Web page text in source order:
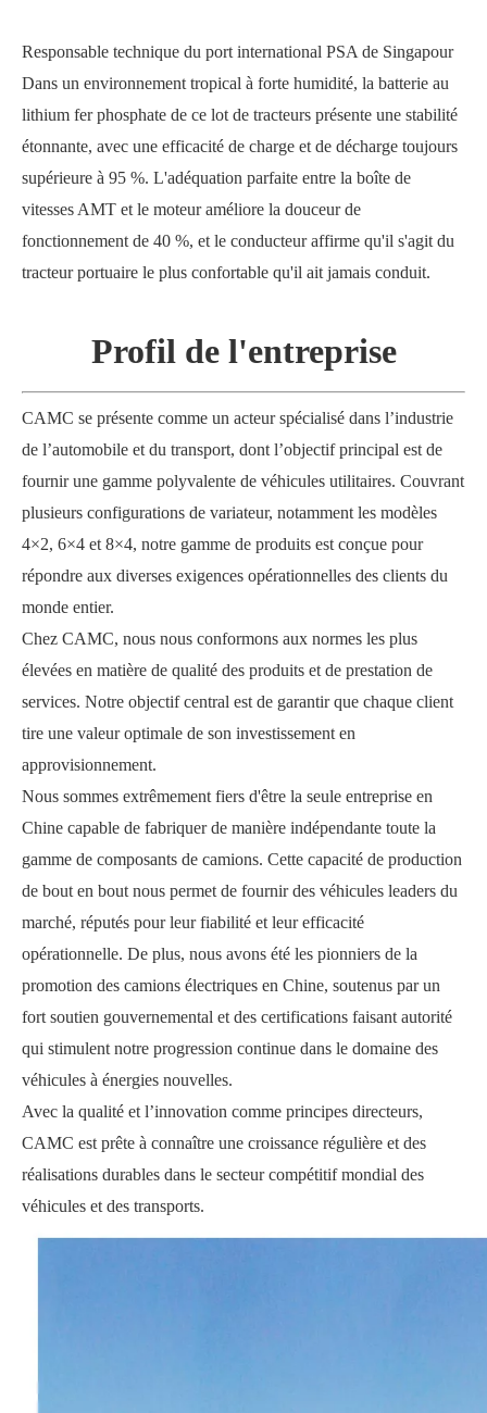
Responsable technique du port international PSA de Singapour
Dans un environnement tropical à forte humidité, la batterie au
lithium fer phosphate de ce lot de tracteurs présente une stabilité
étonnante, avec une efficacité de charge et de décharge toujours
supérieure à 95 %. L'adéquation parfaite entre la boîte de
vitesses AMT et le moteur améliore la douceur de
fonctionnement de 40 %, et le conducteur affirme qu'il s'agit du
tracteur portuaire le plus confortable qu'il ait jamais conduit.
Profil de l'entreprise
CAMC se présente comme un acteur spécialisé dans l’industrie
de l’automobile et du transport, dont l’objectif principal est de
fournir une gamme polyvalente de véhicules utilitaires. Couvrant
plusieurs configurations de variateur, notamment les modèles
4×2, 6×4 et 8×4, notre gamme de produits est conçue pour
répondre aux diverses exigences opérationnelles des clients du
monde entier.
Chez CAMC, nous nous conformons aux normes les plus
élevées en matière de qualité des produits et de prestation de
services. Notre objectif central est de garantir que chaque client
tire une valeur optimale de son investissement en
approvisionnement.
Nous sommes extrêmement fiers d'être la seule entreprise en
Chine capable de fabriquer de manière indépendante toute la
gamme de composants de camions. Cette capacité de production
de bout en bout nous permet de fournir des véhicules leaders du
marché, réputés pour leur fiabilité et leur efficacité
opérationnelle. De plus, nous avons été les pionniers de la
promotion des camions électriques en Chine, soutenus par un
fort soutien gouvernemental et des certifications faisant autorité
qui stimulent notre progression continue dans le domaine des
véhicules à énergies nouvelles.
Avec la qualité et l’innovation comme principes directeurs,
CAMC est prête à connaître une croissance régulière et des
réalisations durables dans le secteur compétitif mondial des
véhicules et des transports.